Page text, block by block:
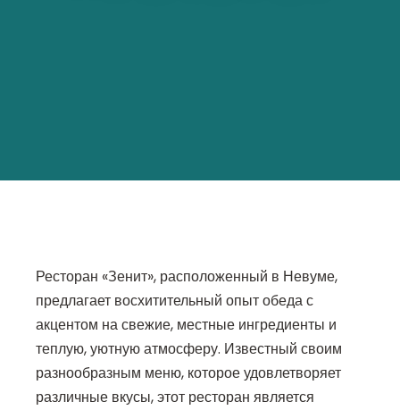
Ресторан «Зенит», расположенный в Невуме,
предлагает восхитительный опыт обеда с
акцентом на свежие, местные ингредиенты и
теплую, уютную атмосферу. Известный своим
разнообразным меню, которое удовлетворяет
различные вкусы, этот ресторан является